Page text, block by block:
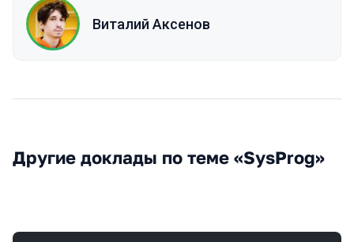
Виталий Аксенов
Другие доклады по теме «SysProg»